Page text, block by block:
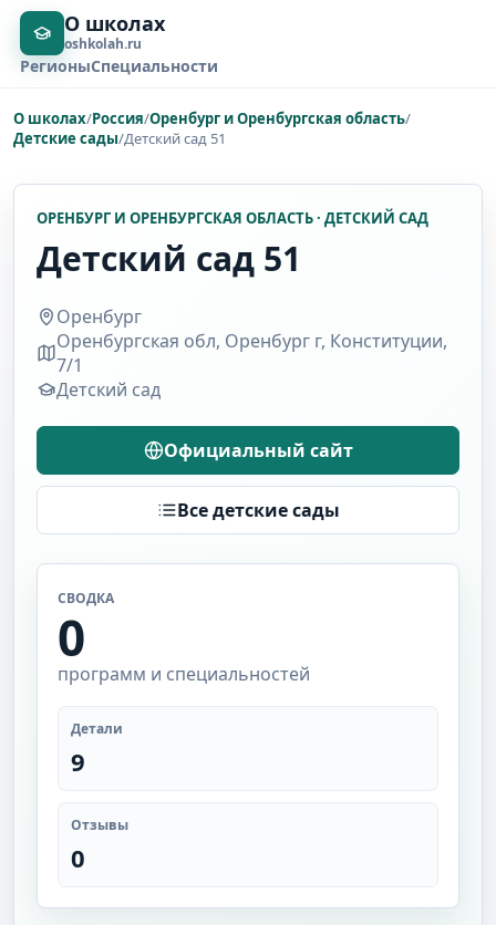
О школах
oshkolah.ru
РегионыСпециальности
О школах/Россия/Оренбург и Оренбургская область/
Детские сады/Детский сад 51
ОРЕНБУРГ И ОРЕНБУРГСКАЯ ОБЛАСТЬ · ДЕТСКИЙ САД
Детский сад 51
Оренбург
Оренбургская обл, Оренбург г, Конституции,
7/1
Детский сад
Официальный сайт
Все детские сады
СВОДКА
0
программ и специальностей
Детали
9
Отзывы
0